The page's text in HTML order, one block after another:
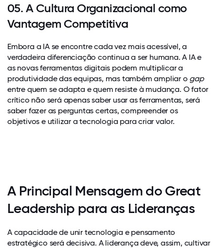
05. A Cultura Organizacional como
Vantagem Competitiva
Embora a IA se encontre cada vez mais acessível, a
verdadeira diferenciação continua a ser humana. A IA e
as novas ferramentas digitais podem multiplicar a
produtividade das equipas, mas também ampliar o gap
entre quem se adapta e quem resiste à mudança. O fator
crítico não será apenas saber usar as ferramentas, será
saber fazer as perguntas certas, compreender os
objetivos e utilizar a tecnologia para criar valor.
A Principal Mensagem do Great
Leadership para as Lideranças
A capacidade de unir tecnologia e pensamento
estratégico será decisiva. A liderança deve, assim, cultivar